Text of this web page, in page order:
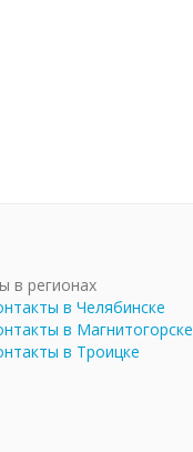
в регионах
в Челябинске
в Магнитогорске
в Троицке